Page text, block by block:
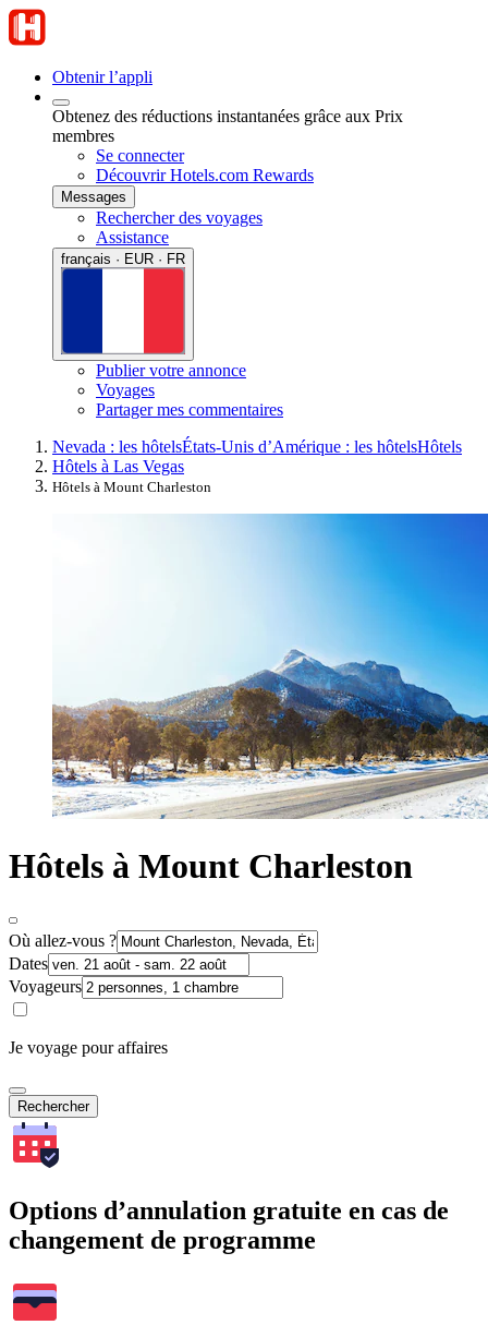
Obtenir l’appli
Obtenez des réductions instantanées grâce aux Prix
membres
Se connecter
Découvrir Hotels.com Rewards
Messages
Rechercher des voyages
Assistance
français · EUR · FR
Publier votre annonce
Voyages
Partager mes commentaires
Nevada : les hôtelsÉtats-Unis d’Amérique : les hôtelsHôtels
Hôtels à Las Vegas
Hôtels à Mount Charleston
Hôtels à Mount Charleston
Où allez-vous ?
Dates
Voyageurs
Je voyage pour affaires
Rechercher
Options d’annulation gratuite en cas de
changement de programme